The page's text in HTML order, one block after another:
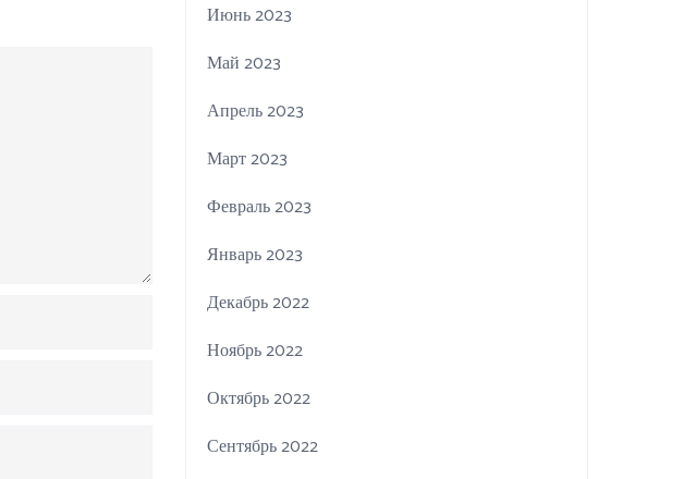
Июнь 2023
Май 2023
Апрель 2023
Март 2023
Февраль 2023
Январь 2023
Декабрь 2022
Ноябрь 2022
Октябрь 2022
Сентябрь 2022